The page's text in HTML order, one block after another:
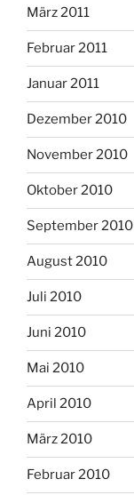
März 2011
Februar 2011
Januar 2011
Dezember 2010
November 2010
Oktober 2010
September 2010
August 2010
Juli 2010
Juni 2010
Mai 2010
April 2010
März 2010
Februar 2010